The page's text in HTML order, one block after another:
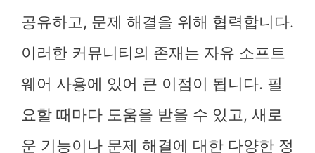
공유하고, 문제 해결을 위해 협력합니다.
이러한 커뮤니티의 존재는 자유 소프트
웨어 사용에 있어 큰 이점이 됩니다. 필
요할 때마다 도움을 받을 수 있고, 새로
운 기능이나 문제 해결에 대한 다양한 정